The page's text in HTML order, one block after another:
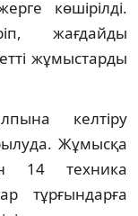
көшірілді.
жағдайды
жұмыстарды
келтіру
Жұмысқа
14 техника
тұрғындарға